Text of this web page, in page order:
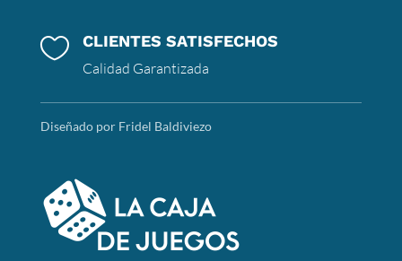
 CLIENTES SATISFECHOS
Calidad Garantizada
Diseñado por Fridel Baldiviezo